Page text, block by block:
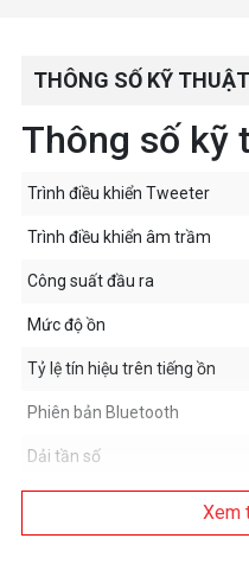
THÔNG SỐ KỸ THUẬT
Thông số kỹ
Trình điều khiển Tweeter
Trình điều khiển âm trầm
Công suất đầu ra
Mức độ ồn
Tỷ lệ tín hiệu trên tiếng ồn
Phiên bản Bluetooth
Dải tần số
Xem